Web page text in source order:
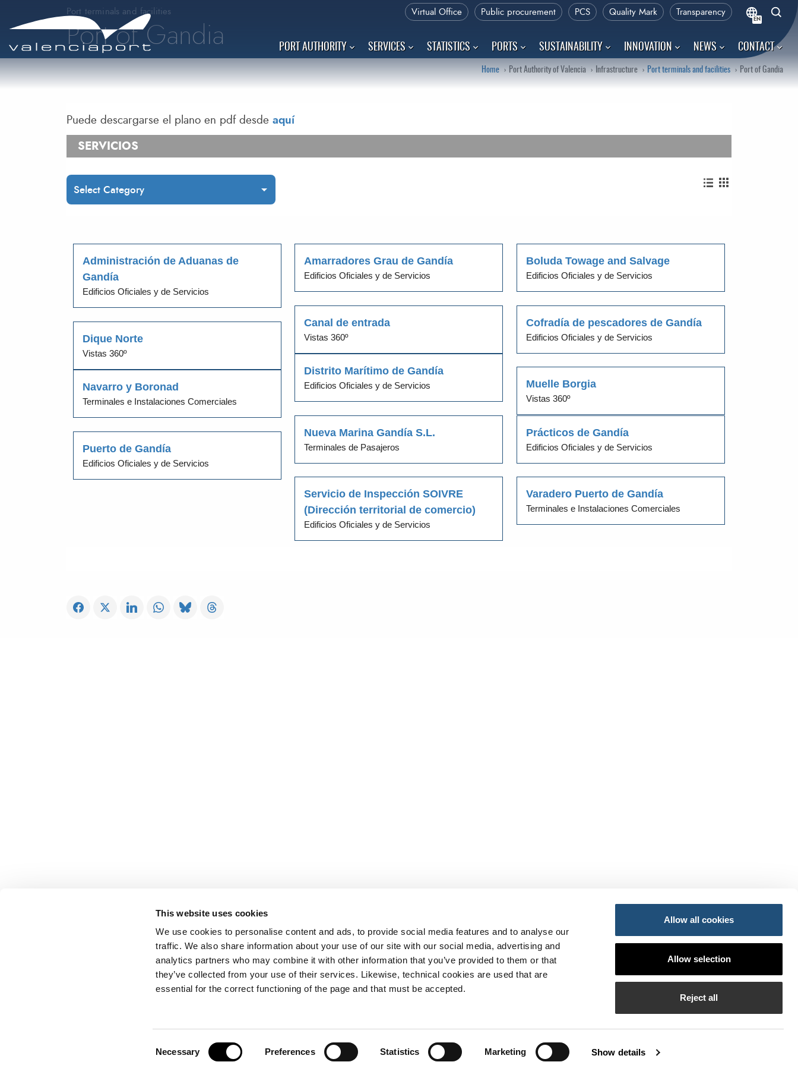
This website uses cookies
We use cookies to personalise content and ads, to provide social media features and to analyse our
traffic. We also share information about your use of our site with our social media, advertising and
analytics partners who may combine it with other information that you’ve provided to them or that
they’ve collected from your use of their services. Likewise, technical cookies are used that are
essential for the correct functioning of the page and that must be accepted.
Necessary Preferences Statistics Marketing Show details
Allow all cookies
Allow selection
Reject all
Virtual Office Public procurement PCS Quality Mark Transparency
EN
PORT AUTHORITY SERVICES STATISTICS PORTS SUSTAINABILITY INNOVATION NEWS CONTACT
Port terminals and facilities
Port of Gandia
Home Port Authority of Valencia Infrastructure Port terminals and facilities Port of Gandia
Puede descargarse el plano en pdf desde aquí
SERVICIOS
Administración de Aduanas de
Gandía
Edificios Oficiales y de Servicios
Amarradores Grau de Gandía
Edificios Oficiales y de Servicios
Boluda Towage and Salvage
Edificios Oficiales y de Servicios
Canal de entrada
Vistas 360º
Cofradía de pescadores de Gandía
Edificios Oficiales y de Servicios
Dique Norte
Vistas 360º
Distrito Marítimo de Gandía
Edificios Oficiales y de Servicios Muelle Borgia
Vistas 360º
Navarro y Boronad
Terminales e Instalaciones Comerciales
Nueva Marina Gandía S.L.
Terminales de Pasajeros
Prácticos de Gandía
Edificios Oficiales y de Servicios
Puerto de Gandía
Edificios Oficiales y de Servicios
Servicio de Inspección SOIVRE
(Dirección territorial de comercio)
Edificios Oficiales y de Servicios
Varadero Puerto de Gandía
Terminales e Instalaciones Comerciales
CONTACT US
Port Authority of Valencia 963 939 500
Emergency Control Centre 900 859 573*
Ministerio de Transportes y Movilidad Sostenible
Puertos del Estado
Derecho de acceso